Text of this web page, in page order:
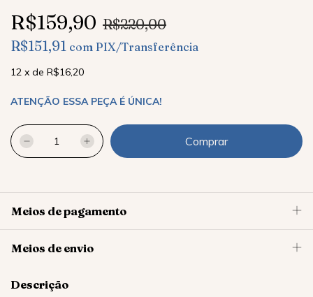
R$159,90 R$220,00
R$151,91 com PIX/Transferência
12 x de R$16,20
ATENÇÃO ESSA PEÇA É ÚNICA!
Meios de pagamento
Meios de envio
Descrição